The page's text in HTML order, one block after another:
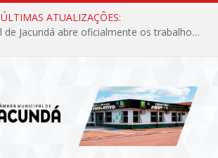
ÚLTIMAS ATUALIZAÇÕES:
Câmara Municipal de Jacundá abre oficialmente os trabalhos legislativos de 2026